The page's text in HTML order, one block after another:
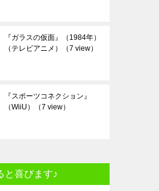
『ガラスの仮面』（1984年）
（テレビアニメ）
（7 view）
『スポーツコネクション』
（WiiU）
（7 view）
と喜びます♪